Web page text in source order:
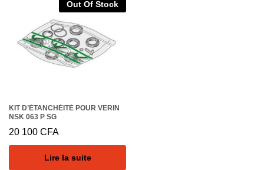
Out Of Stock
KIT D’ÉTANCHÉITÉ POUR VERIN
NSK 063 P SG
20 100 CFA
Lire la suite